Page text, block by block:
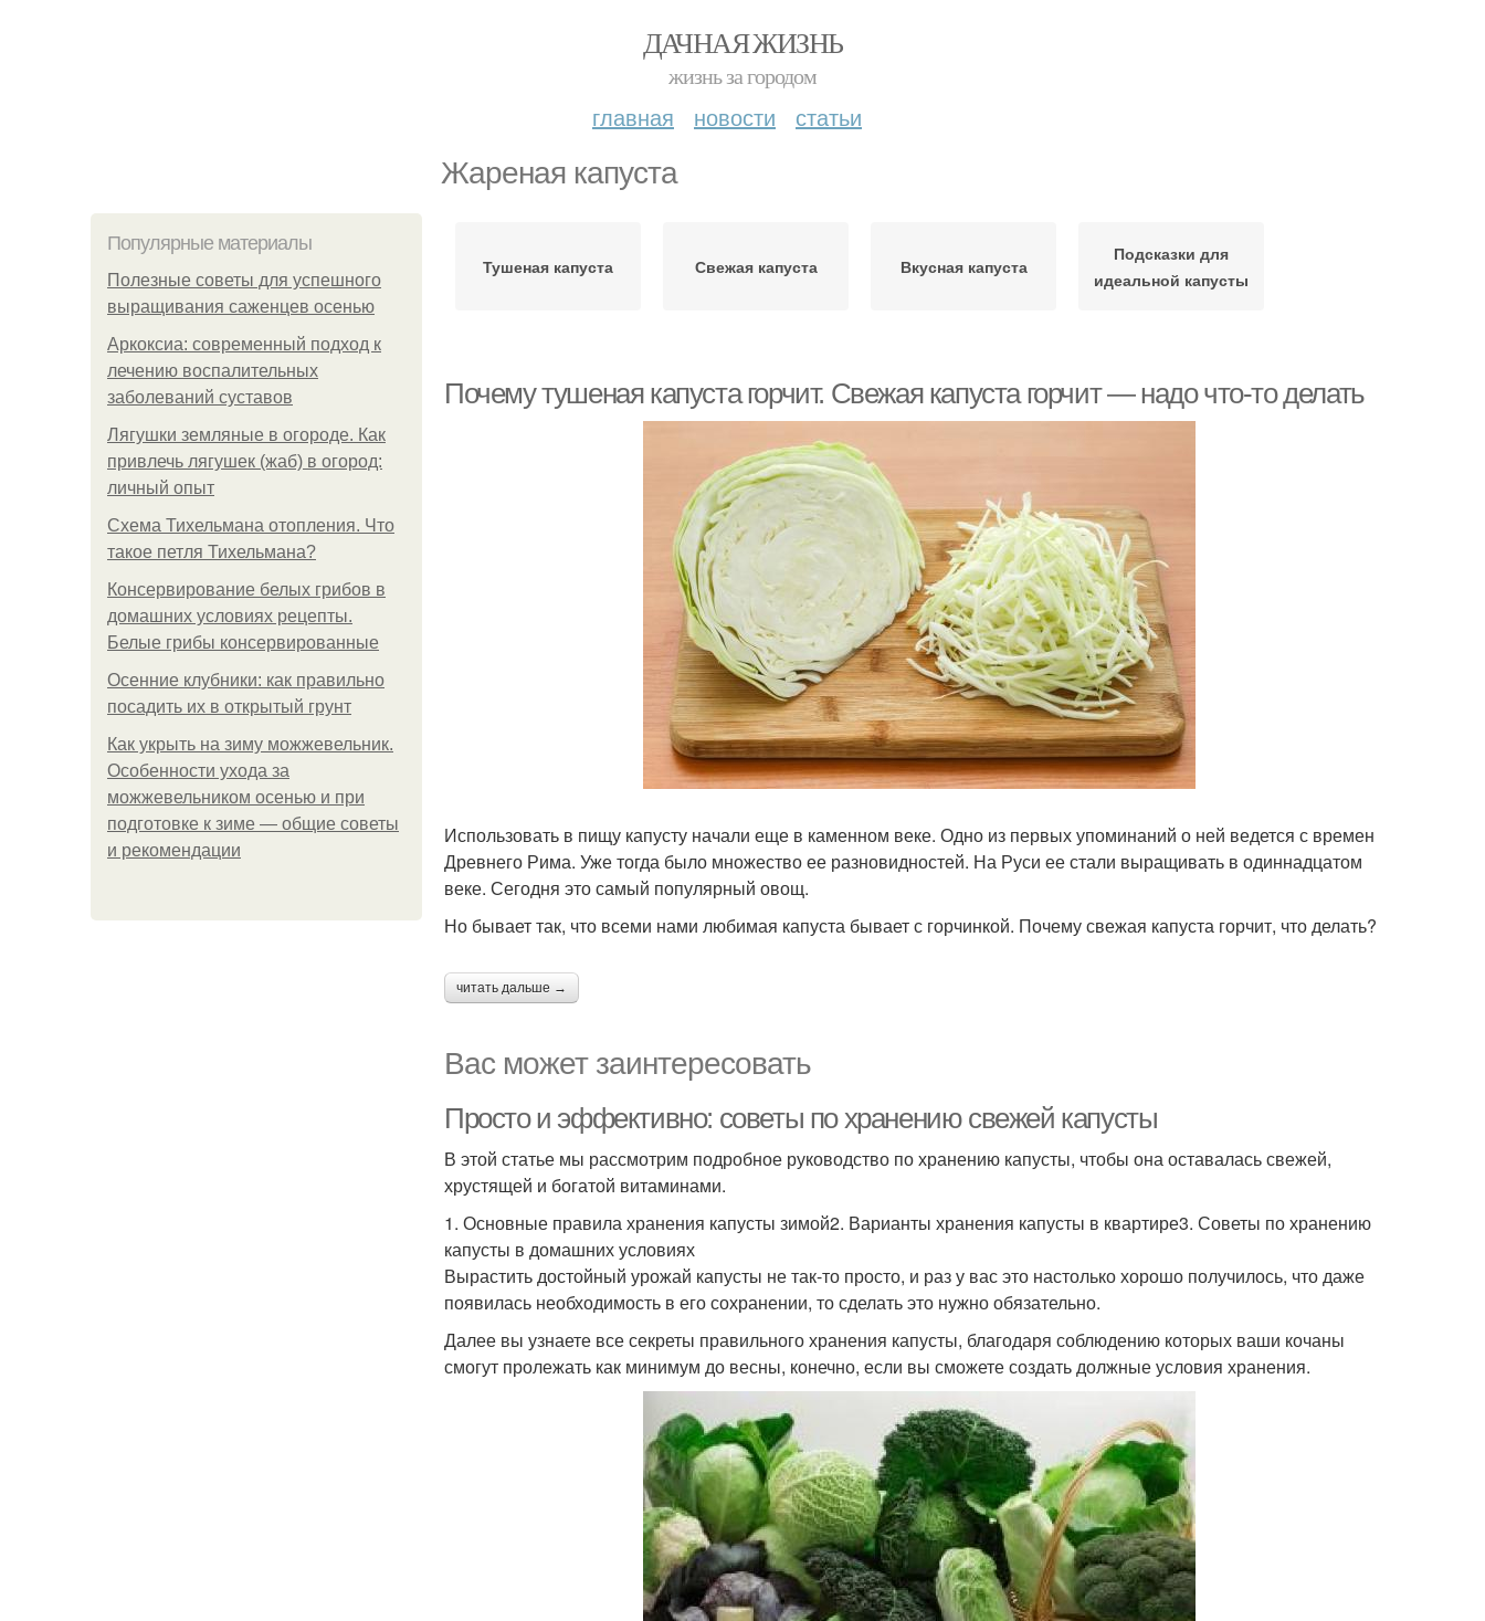
ДАЧНАЯ ЖИЗНЬ
жизнь за городом
главная новости статьи
Жареная капуста
Популярные материалы
Полезные советы для успешного
выращивания саженцев осенью
Аркоксиа: современный подход к
лечению воспалительных
заболеваний суставов
Лягушки земляные в огороде. Как
привлечь лягушек (жаб) в огород:
личный опыт
Схема Тихельмана отопления. Что
такое петля Тихельмана?
Консервирование белых грибов в
домашних условиях рецепты.
Белые грибы консервированные
Осенние клубники: как правильно
посадить их в открытый грунт
Как укрыть на зиму можжевельник.
Особенности ухода за
можжевельником осенью и при
подготовке к зиме — общие советы
и рекомендации
Тушеная капуста Свежая капуста Вкусная капуста
Подсказки для
идеальной капусты
Почему тушеная капуста горчит. Свежая капуста горчит — надо что-то делать
Использовать в пищу капусту начали еще в каменном веке. Одно из первых упоминаний о ней ведется с времен
Древнего Рима. Уже тогда было множество ее разновидностей. На Руси ее стали выращивать в одиннадцатом
веке. Сегодня это самый популярный овощ.
Но бывает так, что всеми нами любимая капуста бывает с горчинкой. Почему свежая капуста горчит, что делать?
читать дальше →
Вас может заинтересовать
Просто и эффективно: советы по хранению свежей капусты
В этой статье мы рассмотрим подробное руководство по хранению капусты, чтобы она оставалась свежей,
хрустящей и богатой витаминами.
1. Основные правила хранения капусты зимой2. Варианты хранения капусты в квартире3. Советы по хранению
капусты в домашних условиях
Вырастить достойный урожай капусты не так-то просто, и раз у вас это настолько хорошо получилось, что даже
появилась необходимость в его сохранении, то сделать это нужно обязательно.
Далее вы узнаете все секреты правильного хранения капусты, благодаря соблюдению которых ваши кочаны
смогут пролежать как минимум до весны, конечно, если вы сможете создать должные условия хранения.